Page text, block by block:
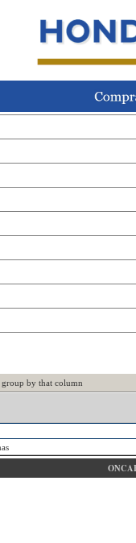
by that column